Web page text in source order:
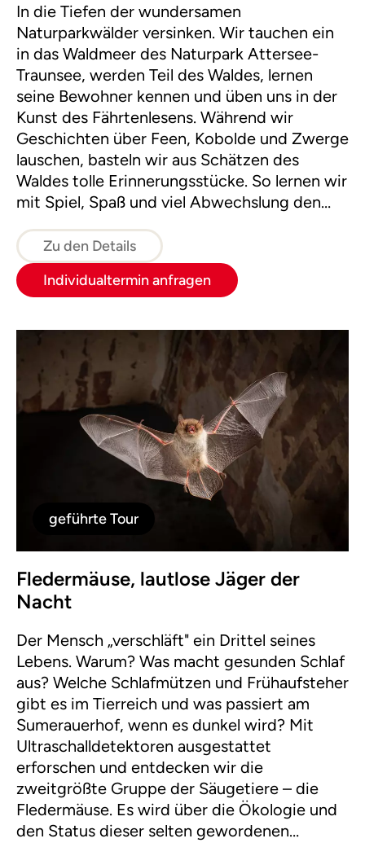
In die Tiefen der wundersamen
Naturparkwälder versinken. Wir tauchen ein
in das Waldmeer des Naturpark Attersee-
Traunsee, werden Teil des Waldes, lernen
seine Bewohner kennen und üben uns in der
Kunst des Fährtenlesens. Während wir
Geschichten über Feen, Kobolde und Zwerge
lauschen, basteln wir aus Schätzen des
Waldes tolle Erinnerungsstücke. So lernen wir
mit Spiel, Spaß und viel Abwechslung den
Zu den Details
Individualtermin anfragen
geführte Tour
Fledermäuse, lautlose Jäger der
Nacht
Der Mensch „verschläft" ein Drittel seines
Lebens. Warum? Was macht gesunden Schlaf
aus? Welche Schlafmützen und Frühaufsteher
gibt es im Tierreich und was passiert am
Sumerauerhof, wenn es dunkel wird? Mit
Ultraschalldetektoren ausgestattet
erforschen und entdecken wir die
zweitgrößte Gruppe der Säugetiere – die
Fledermäuse. Es wird über die Ökologie und
den Status dieser selten gewordenen